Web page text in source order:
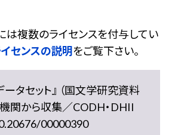
は複数のライセンスを付与してい
センスの説明をご覧下さい。
ータセット』 （国文学研究資料
関から収集／CODH・DHII
00000390